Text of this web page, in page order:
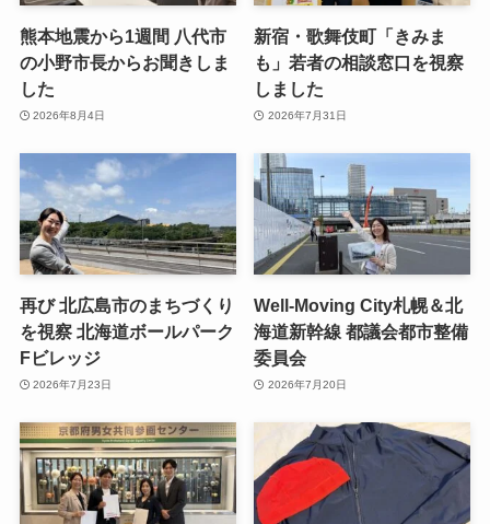
熊本地震から1週間 八代市
の小野市長からお聞きしま
した
2026年8月4日
新宿・歌舞伎町「きみま
も」若者の相談窓口を視察
しました
2026年7月31日
再び 北広島市のまちづくり
を視察 北海道ボールパーク
Fビレッジ
2026年7月23日
Well-Moving City札幌＆北
海道新幹線 都議会都市整備
委員会
2026年7月20日